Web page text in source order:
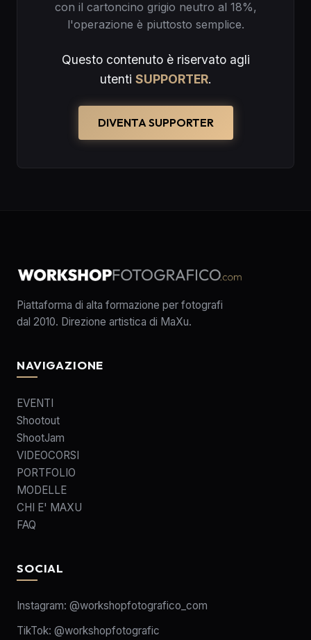
con il cartoncino grigio neutro al 18%,
l'operazione è piuttosto semplice.
Questo contenuto è riservato agli
utenti SUPPORTER.
DIVENTA SUPPORTER
Piattaforma di alta formazione per fotografi
dal 2010. Direzione artistica di MaXu.
NAVIGAZIONE
EVENTI
Shootout
ShootJam
VIDEOCORSI
PORTFOLIO
MODELLE
CHI E' MAXU
FAQ
SOCIAL
Instagram: @workshopfotografico_com
TikTok: @workshopfotografic